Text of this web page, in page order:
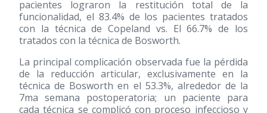
pacientes lograron la restitución total de la
funcionalidad, el 83.4% de los pacientes tratados
con la técnica de Copeland vs. El 66.7% de los
tratados con la técnica de Bosworth.
La principal complicación observada fue la pérdida
de la reducción articular, exclusivamente en la
técnica de Bosworth en el 53.3%, alrededor de la
7ma semana postoperatoria; un paciente para
cada técnica se complicó con proceso infeccioso y